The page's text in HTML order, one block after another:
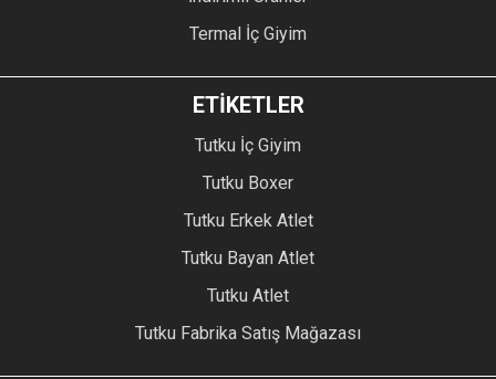
Termal İç Giyim
ETİKETLER
Tutku İç Giyim
Tutku Boxer
Tutku Erkek Atlet
Tutku Bayan Atlet
Tutku Atlet
Tutku Fabrika Satış Mağazası